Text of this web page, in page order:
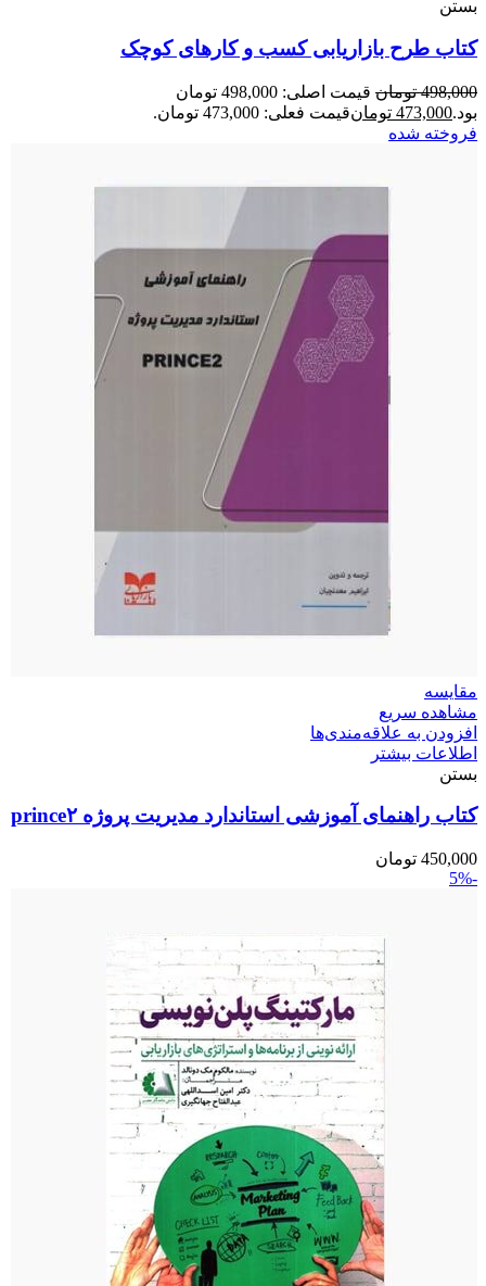
بستن
کتاب طرح بازاریابی کسب‌ و‌ کارهای کوچک
498,000 تومان
قیمت اصلی: 498,000 تومان
بود.473,000 تومانقیمت فعلی: 473,000 تومان.
فروخته شده
مقایسه
مشاهده سریع
افزودن به علاقه‌مندی‌ها
اطلاعات بیشتر
بستن
کتاب راهنمای آموزشی استاندارد مدیریت پروژه prince۲
450,000 تومان
-5%